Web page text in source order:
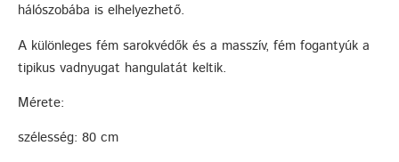
hálószobába is elhelyezhető.
A különleges fém sarokvédők és a masszív, fém fogantyúk a
tipikus vadnyugat hangulatát keltik.
Mérete:
szélesség: 80 cm